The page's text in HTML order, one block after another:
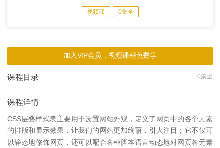
视频课 0集全
加入VIP会员，视频课程免费学
课程目录 0集全
课程详情
CSS层叠样式表主要用于设置网站外观，定义了网页中的各个元素
的排版和显示效果，让我们的网站更加绚丽，引人注目；它不仅可
以静态地修饰网页，还可以配合各种脚本语言动态地对网页各元素